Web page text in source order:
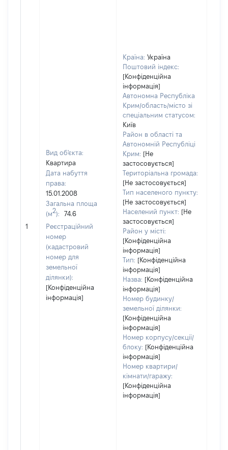
1
Вид об'єкта:
Квартира
Дата набуття
права:
15.01.2008
Загальна площа
(м2):
74.6
Реєстраційний
номер
(кадастровий
номер для
земельної
ділянки):
[Конфіденційна
інформація]
Країна: Україна
Поштовий індекс:
[Конфіденційна
інформація]
Автономна Республіка
Крим/область/місто зі
спеціальним статусом:
Київ
Район в області та
Автономній Республіці
Крим: [Не
застосовується]
Територіальна громада:
[Не застосовується]
Тип населеного пункту:
[Не застосовується]
Населений пункт: [Не
застосовується]
Район у місті:
[Конфіденційна
інформація]
Тип: [Конфіденційна
інформація]
Назва: [Конфіденційна
інформація]
Номер будинку/
земельної ділянки:
[Конфіденційна
інформація]
Номер корпусу/секції/
блоку: [Конфіденційна
інформація]
Номер квартири/
кімнати/гаражу:
[Конфіденційна
інформація]